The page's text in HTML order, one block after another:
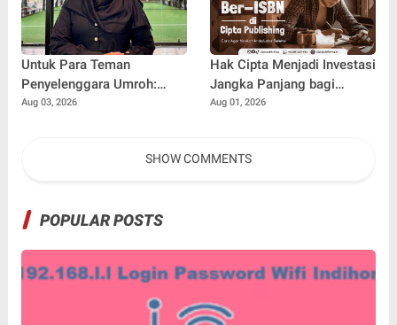
Indonesia
Untuk Para Teman
Penyelenggara Umroh:
Jangan Sampai Tertipu
Aug 03, 2026
Hak Cipta Menjadi Investasi
Jangka Panjang bagi
Penulis Buku
Aug 01, 2026
SHOW COMMENTS
POPULAR POSTS